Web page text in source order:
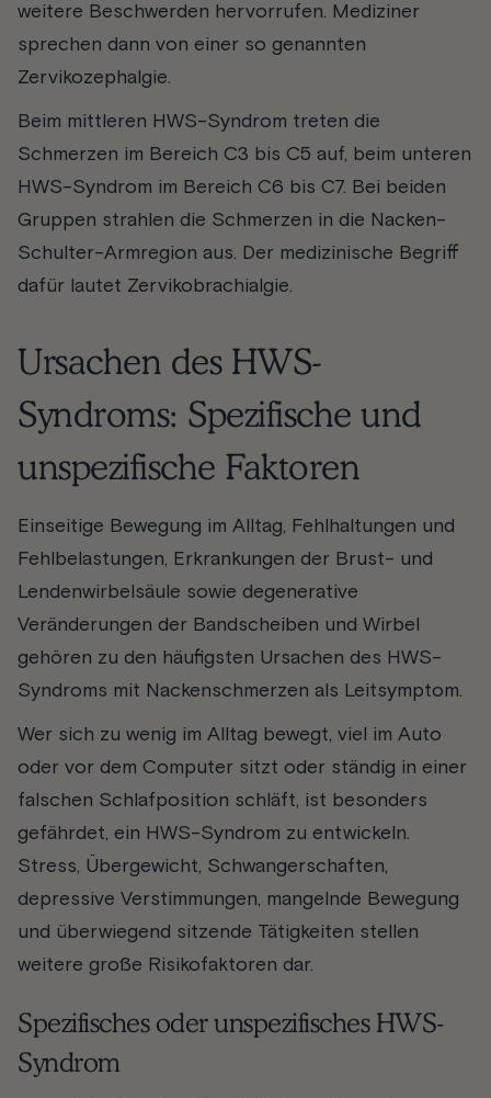
weitere Beschwerden hervorrufen. Mediziner
sprechen dann von einer so genannten
Zervikozephalgie.
Beim mittleren HWS-Syndrom treten die
Schmerzen im Bereich C3 bis C5 auf, beim unteren
HWS-Syndrom im Bereich C6 bis C7. Bei beiden
Gruppen strahlen die Schmerzen in die Nacken-
Schulter-Armregion aus. Der medizinische Begriff
dafür lautet Zervikobrachialgie.
Ursachen des HWS-
Syndroms: Spezifische und
unspezifische Faktoren
Einseitige Bewegung im Alltag, Fehlhaltungen und
Fehlbelastungen, Erkrankungen der Brust- und
Lendenwirbelsäule sowie degenerative
Veränderungen der Bandscheiben und Wirbel
gehören zu den häufigsten Ursachen des HWS-
Syndroms mit Nackenschmerzen als Leitsymptom.
Wer sich zu wenig im Alltag bewegt, viel im Auto
oder vor dem Computer sitzt oder ständig in einer
falschen Schlafposition schläft, ist besonders
gefährdet, ein HWS-Syndrom zu entwickeln.
Stress, Übergewicht, Schwangerschaften,
depressive Verstimmungen, mangelnde Bewegung
und überwiegend sitzende Tätigkeiten stellen
weitere große Risikofaktoren dar.
Spezifisches oder unspezifisches HWS-
Syndrom